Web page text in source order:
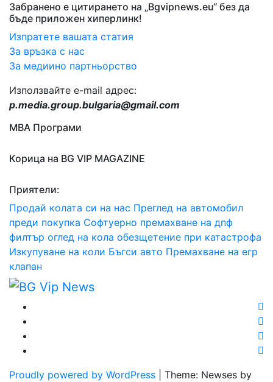
Забранено е цитирането на „Bgvipnews.eu“ без да
бъде приложен хиперлинк!
Изпратете вашата статия
За връзка с нас
За медиино партньорство
Използвайте e-mail адрес:
p.media.group.bulgaria@gmail.com
МВА Програми
Корица на BG VIP MAGAZINE
Приятели:
Продай колата си на нас Преглед на автомобил
преди покупка Софтуерно премахване на дпф
филтър оглед на кола обезщетение при катастрофа
Изкупуване на коли Бъгси авто Премахване на егр
клапан
Proudly powered by WordPress
Theme: Newses by